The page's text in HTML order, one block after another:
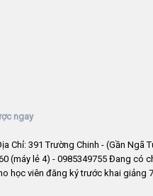
ngay
Chỉ: 391 Trường Chinh - (Gần Ngã
(máy lẻ 4) - 0985349755 Đang có
học viên đăng ký trước khai giảng